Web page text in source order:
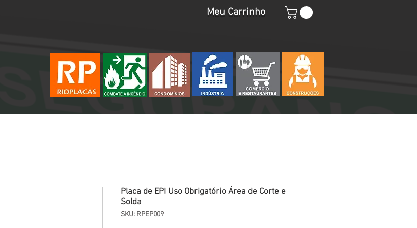
Meu Carrinho
Placa de EPI Uso Obrigatório Área de Corte e
Solda
SKU: RPEP009